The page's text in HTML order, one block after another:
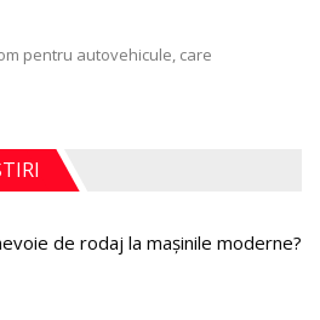
pentru autovehicule, care
de rodaj la mașinile moderne?